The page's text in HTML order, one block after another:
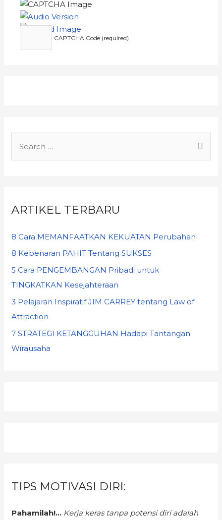
CAPTCHA Code (required)
ARTIKEL TERBARU
8 Cara MEMANFAATKAN KEKUATAN Perubahan
8 Kebenaran PAHIT Tentang SUKSES
5 Cara PENGEMBANGAN Pribadi untuk
TINGKATKAN Kesejahteraan
3 Pelajaran Inspiratif JIM CARREY tentang Law of
Attraction
7 STRATEGI KETANGGUHAN Hadapi Tantangan
Wirausaha
TIPS MOTIVASI DIRI:
Pahamilah!... Kerja keras tanpa potensi diri adalah